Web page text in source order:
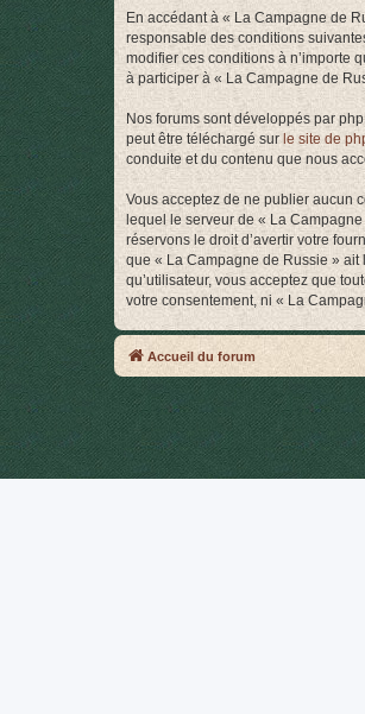
En accédant à « La Campagne de
responsable des conditions
modifier ces conditions à n’importe
à participer à « La Campagne de
Nos forums sont développés par
peut être téléchargé sur le site de
conduite et du contenu que nous
Vous acceptez de ne publier aucun
lequel le serveur de « La
réservons le droit d’avertir votre
que « La Campagne de Russie » ait
qu’utilisateur, vous acceptez que
votre consentement, ni « La
Accueil du forum